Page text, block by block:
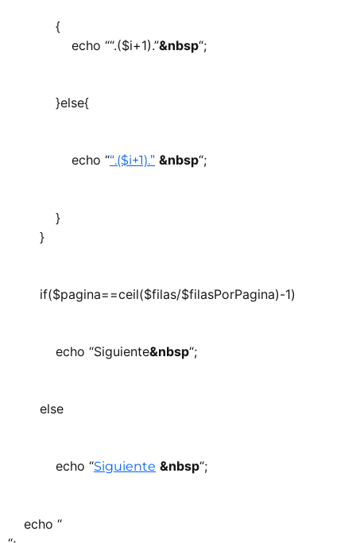
{
echo ““.($i+1).”&nbsp“;
}else{
echo ““.($i+1).” &nbsp“;
}
}
if($pagina==ceil($filas/$filasPorPagina)-1)
echo “Siguiente&nbsp“;
else
echo “Siguiente &nbsp“;
echo “